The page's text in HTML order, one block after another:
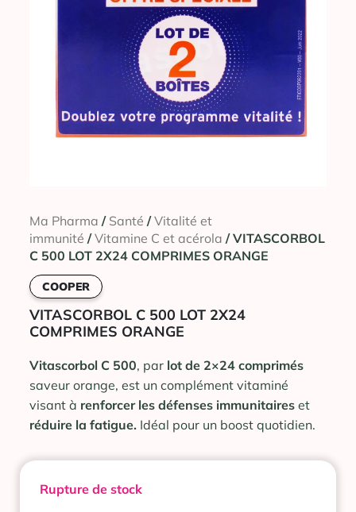
Ma Pharma / Santé /Vitalité et
immunité /Vitamine C et acérola / VITASCORBOL
C 500 LOT 2X24 COMPRIMES ORANGE
COOPER
VITASCORBOL C 500 LOT 2X24
COMPRIMES ORANGE
Vitascorbol C 500, par lot de 2×24 comprimés
saveur orange, est un complément vitaminé
visant à renforcer les défenses immunitaires et
réduire la fatigue. Idéal pour un boost quotidien.
Rupture de stock